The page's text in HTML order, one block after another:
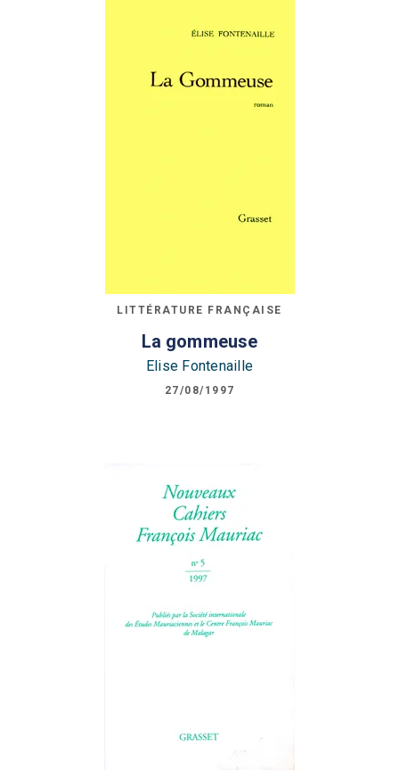
LITTÉRATURE FRANÇAISE
La gommeuse
Elise Fontenaille
27/08/1997